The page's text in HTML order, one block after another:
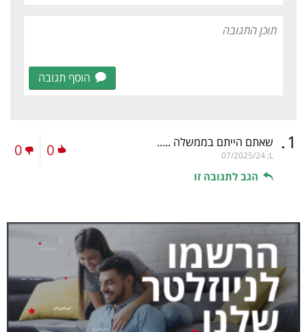
הוסף תגובה
1
. שאתם הייתם בממשלה .....
L;
07/2025/24
הגב לתגובה זו
0
0